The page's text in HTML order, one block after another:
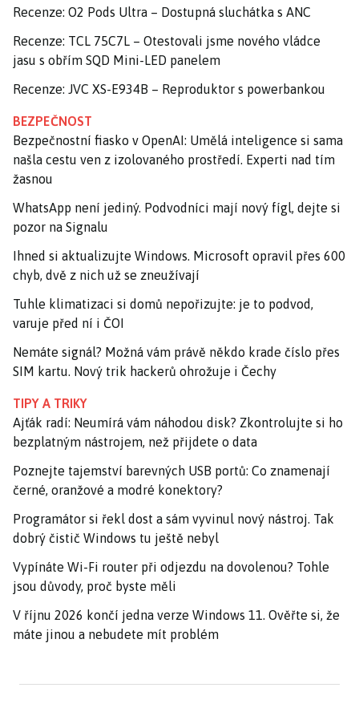
Recenze: O2 Pods Ultra – Dostupná sluchátka s ANC
Recenze: TCL 75C7L – Otestovali jsme nového vládce
jasu s obřím SQD Mini-LED panelem
Recenze: JVC XS-E934B – Reproduktor s powerbankou
BEZPEČNOST
Bezpečnostní fiasko v OpenAI: Umělá inteligence si sama
našla cestu ven z izolovaného prostředí. Experti nad tím
žasnou
WhatsApp není jediný. Podvodníci mají nový fígl, dejte si
pozor na Signalu
Ihned si aktualizujte Windows. Microsoft opravil přes 600
chyb, dvě z nich už se zneužívají
Tuhle klimatizaci si domů nepořizujte: je to podvod,
varuje před ní i ČOI
Nemáte signál? Možná vám právě někdo krade číslo přes
SIM kartu. Nový trik hackerů ohrožuje i Čechy
TIPY A TRIKY
Ajťák radí: Neumírá vám náhodou disk? Zkontrolujte si ho
bezplatným nástrojem, než přijdete o data
Poznejte tajemství barevných USB portů: Co znamenají
černé, oranžové a modré konektory?
Programátor si řekl dost a sám vyvinul nový nástroj. Tak
dobrý čistič Windows tu ještě nebyl
Vypínáte Wi-Fi router při odjezdu na dovolenou? Tohle
jsou důvody, proč byste měli
V říjnu 2026 končí jedna verze Windows 11. Ověřte si, že
máte jinou a nebudete mít problém